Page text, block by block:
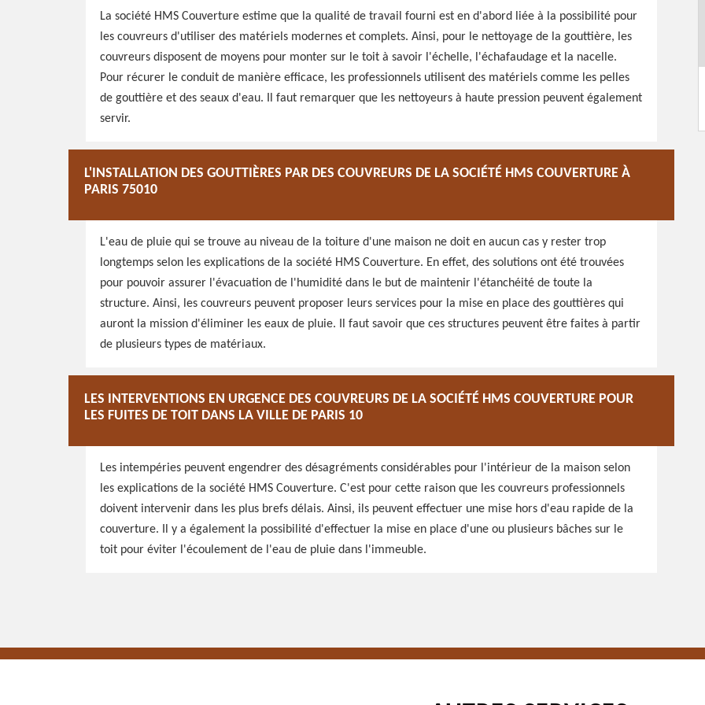
La société HMS Couverture estime que la qualité de travail fourni est en d'abord liée à la possibilité pour
les couvreurs d'utiliser des matériels modernes et complets. Ainsi, pour le nettoyage de la gouttière, les
couvreurs disposent de moyens pour monter sur le toit à savoir l'échelle, l'échafaudage et la nacelle.
Pour récurer le conduit de manière efficace, les professionnels utilisent des matériels comme les pelles
de gouttière et des seaux d'eau. Il faut remarquer que les nettoyeurs à haute pression peuvent également
servir.
L'INSTALLATION DES GOUTTIÈRES PAR DES COUVREURS DE LA SOCIÉTÉ HMS COUVERTURE À
PARIS 75010
L'eau de pluie qui se trouve au niveau de la toiture d'une maison ne doit en aucun cas y rester trop
longtemps selon les explications de la société HMS Couverture. En effet, des solutions ont été trouvées
pour pouvoir assurer l'évacuation de l'humidité dans le but de maintenir l'étanchéité de toute la
structure. Ainsi, les couvreurs peuvent proposer leurs services pour la mise en place des gouttières qui
auront la mission d'éliminer les eaux de pluie. Il faut savoir que ces structures peuvent être faites à partir
de plusieurs types de matériaux.
LES INTERVENTIONS EN URGENCE DES COUVREURS DE LA SOCIÉTÉ HMS COUVERTURE POUR
LES FUITES DE TOIT DANS LA VILLE DE PARIS 10
Les intempéries peuvent engendrer des désagréments considérables pour l'intérieur de la maison selon
les explications de la société HMS Couverture. C'est pour cette raison que les couvreurs professionnels
doivent intervenir dans les plus brefs délais. Ainsi, ils peuvent effectuer une mise hors d'eau rapide de la
couverture. Il y a également la possibilité d'effectuer la mise en place d'une ou plusieurs bâches sur le
toit pour éviter l'écoulement de l'eau de pluie dans l'immeuble.